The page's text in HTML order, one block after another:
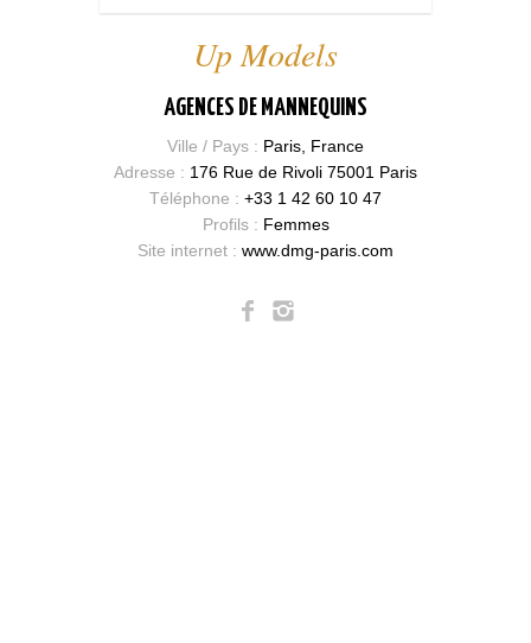
Up Models
AGENCES DE MANNEQUINS
Ville / Pays : Paris, France
Adresse : 176 Rue de Rivoli 75001 Paris
Téléphone : +33 1 42 60 10 47
Profils : Femmes
Site internet : www.dmg-paris.com